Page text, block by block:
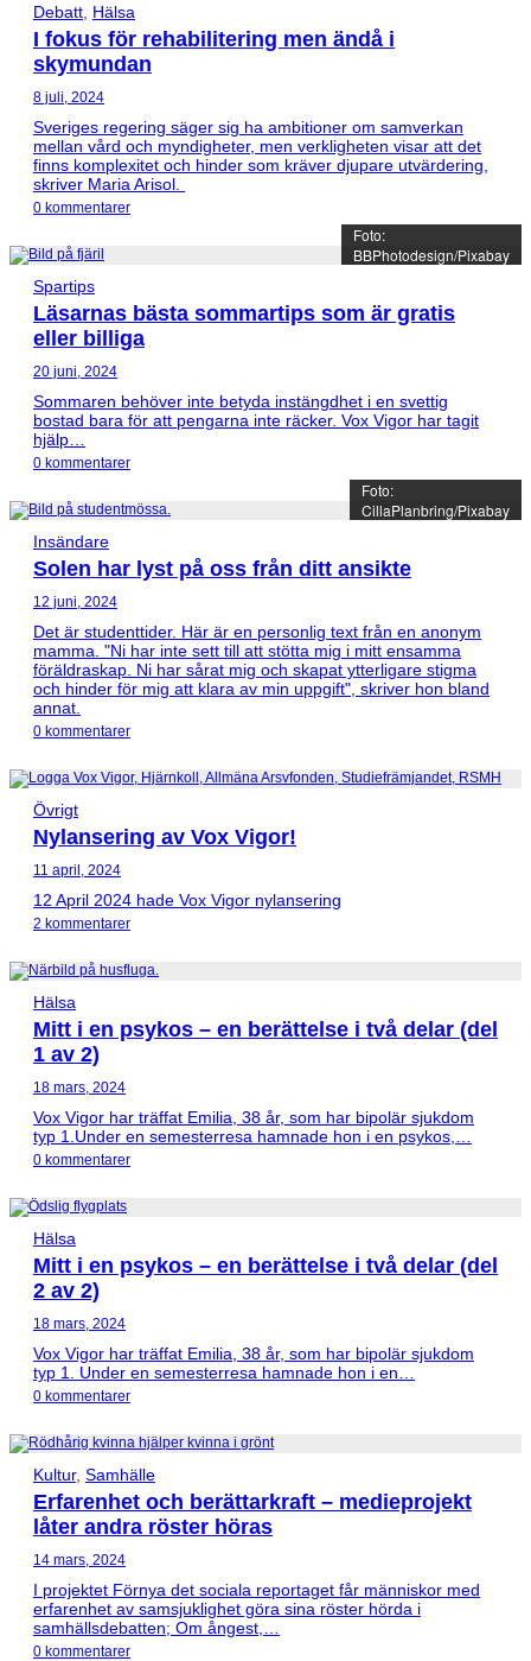
Debatt Hälsa
I fokus för rehabilitering men ändå i
skymundan
8 juli, 2024
Sveriges regering säger sig ha ambitioner om samverkan
mellan vård och myndigheter, men verkligheten visar att det
finns komplexitet och hinder som kräver djupare utvärdering,
skriver Maria Arisol.
0 kommentarer
Foto:
BBPhotodesign/Pixabay
Spartips
Läsarnas bästa sommartips som är gratis
eller billiga
20 juni, 2024
Sommaren behöver inte betyda instängdhet i en svettig
bostad bara för att pengarna inte räcker. Vox Vigor har tagit
hjälp…
0 kommentarer
Foto:
CillaPlanbring/Pixabay
Insändare
Solen har lyst på oss från ditt ansikte
12 juni, 2024
Det är studenttider. Här är en personlig text från en anonym
mamma. "Ni har inte sett till att stötta mig i mitt ensamma
föräldraskap. Ni har sårat mig och skapat ytterligare stigma
och hinder för mig att klara av min uppgift", skriver hon bland
annat.
0 kommentarer
Övrigt
Nylansering av Vox Vigor!
11 april, 2024
12 April 2024 hade Vox Vigor nylansering
2 kommentarer
Hälsa
Mitt i en psykos – en berättelse i två delar (del
1 av 2)
18 mars, 2024
Vox Vigor har träffat Emilia, 38 år, som har bipolär sjukdom
typ 1.Under en semesterresa hamnade hon i en psykos,…
0 kommentarer
Hälsa
Mitt i en psykos – en berättelse i två delar (del
2 av 2)
18 mars, 2024
Vox Vigor har träffat Emilia, 38 år, som har bipolär sjukdom
typ 1. Under en semesterresa hamnade hon i en…
0 kommentarer
Kultur, Samhälle
Erfarenhet och berättarkraft – medieprojekt
låter andra röster höras
14 mars, 2024
I projektet Förnya det sociala reportaget får människor med
erfarenhet av samsjuklighet göra sina röster hörda i
samhällsdebatten; Om ångest,…
0 kommentarer